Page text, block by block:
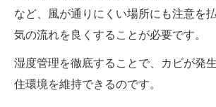
など、風が通りにくい場所にも注意を
気の流れを良くすることが必要です。
湿度管理を徹底することで、カビが発
住環境を維持できるのです。